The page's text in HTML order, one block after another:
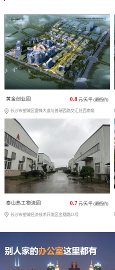
黄金创业园 0.8 元/天/平 (最低价)
长沙市望城区雷锋大道与普瑞西路交汇处西南角
泰山热工物流园 0.7 元/天/平 (最低价)
长沙市望城经济技术开发区金穗路43号